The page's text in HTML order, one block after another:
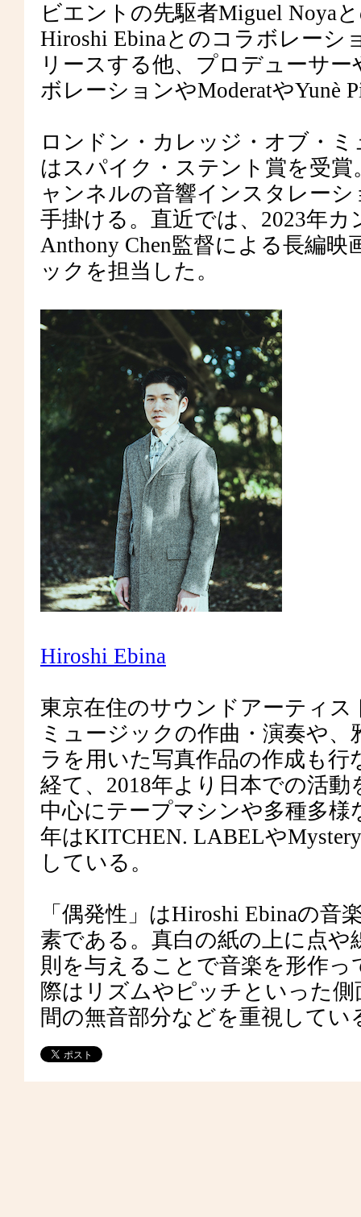
ビエントの先駆者Miguel Noya
Hiroshi Ebinaとのコラボレーシ
リースする他、プロデューサ
ボレーションやModeratやYunè
ロンドン・カレッジ・オブ・
はスパイク・ステント賞を受
ャンネルの音響インスタレー
手掛ける。直近では、2023年
Anthony Chen監督による長編映
ックを担当した。
Hiroshi Ebina
東京在住のサウンドアーティ
ミュージックの作曲・演奏や
ラを用いた写真作品の作成も
経て、2018年より日本での活
中心にテープマシンや多種多
年はKITCHEN. LABELや
している。
「偶発性」はHiroshi Ebinaの
素である。真白の紙の上に点
則を与えることで音楽を形作
際はリズムやピッチといった
間の無音部分などを重視してい